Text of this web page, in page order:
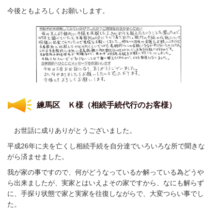
今後ともよろしくお願いします。
練馬区 Ｋ様 （相続手続代行のお客様）
お世話に成りありがとうございました。
平成26年に夫を亡くし相続手続を自分達でいろいろな所で聞きな
がら済ませました。
我が家の事ですので、何がどうなっているか解っている為どうや
ら出来ましたが、実家とはいえよその家ですから、なにも解らず
に、手探り状態で家と実家を往復しながらで、大変つらい事でし
た。